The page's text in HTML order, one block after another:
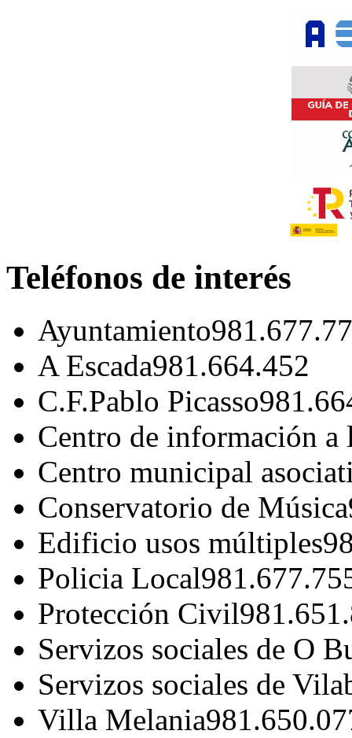
Teléfonos de interés
Ayuntamiento
A Escada981.664.452
C.F.Pablo Picasso
Centro de información
Centro municipal
Conservatorio de Música
Edificio usos múltiples
Policia Local
Protección Civil
Servizos sociales de O
Servizos sociales de
Villa Melania